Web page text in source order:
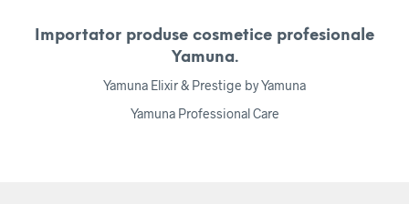
Importator produse cosmetice profesionale
Yamuna.
Yamuna Elixir & Prestige by Yamuna
Yamuna Professional Care